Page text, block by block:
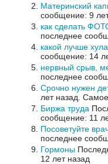
Материнский
сообщение: 9
как сделать
последнее
какой лучше
сообщение: 14
нервный срыв,
последнее
Срочно нужен
лет назад.
Биржа труда
сообщение: 11
Посоветуйте
последнее
Гормоны
12 лет назад